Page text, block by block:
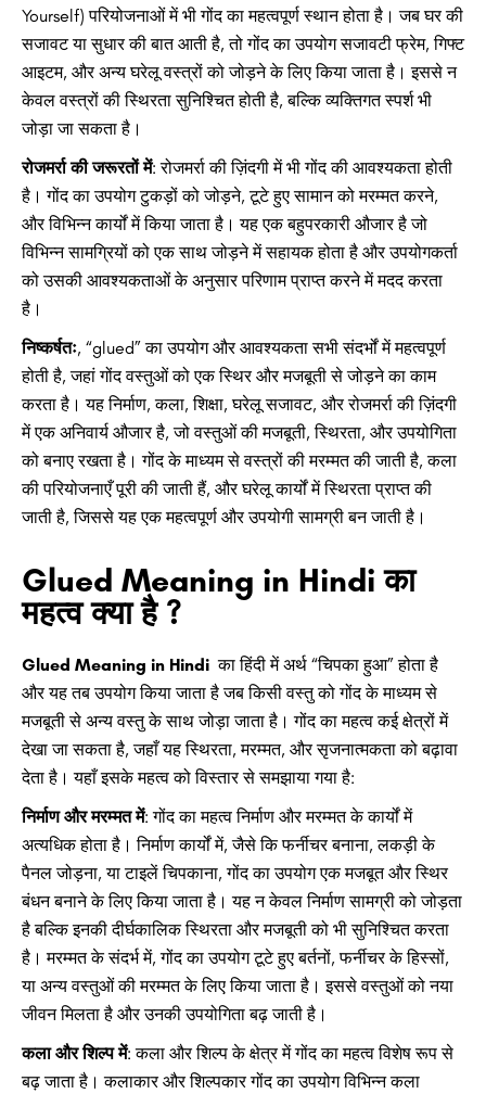
Yourself) परियोजनाओं में भी गोंद का महत्वपूर्ण स्थान होता है। जब घर की
सजावट या सुधार की बात आती है, तो गोंद का उपयोग सजावटी फ्रेम, गिफ्ट
आइटम, और अन्य घरेलू वस्त्रों को जोड़ने के लिए किया जाता है। इससे न
केवल वस्त्रों की स्थिरता सुनिश्चित होती है, बल्कि व्यक्तिगत स्पर्श भी
जोड़ा जा सकता है।
रोजमर्रा की जरूरतों में: रोजमर्रा की ज़िंदगी में भी गोंद की आवश्यकता होती
है। गोंद का उपयोग टुकड़ों को जोड़ने, टूटे हुए सामान को मरम्मत करने,
और विभिन्न कार्यों में किया जाता है। यह एक बहुपरकारी औजार है जो
विभिन्न सामग्रियों को एक साथ जोड़ने में सहायक होता है और उपयोगकर्ता
को उसकी आवश्यकताओं के अनुसार परिणाम प्राप्त करने में मदद करता
है।
निष्कर्षतः, “glued” का उपयोग और आवश्यकता सभी संदर्भों में महत्वपूर्ण
होती है, जहां गोंद वस्तुओं को एक स्थिर और मजबूती से जोड़ने का काम
करता है। यह निर्माण, कला, शिक्षा, घरेलू सजावट, और रोजमर्रा की ज़िंदगी
में एक अनिवार्य औजार है, जो वस्तुओं की मजबूती, स्थिरता, और उपयोगिता
को बनाए रखता है। गोंद के माध्यम से वस्त्रों की मरम्मत की जाती है, कला
की परियोजनाएँ पूरी की जाती हैं, और घरेलू कार्यों में स्थिरता प्राप्त की
जाती है, जिससे यह एक महत्वपूर्ण और उपयोगी सामग्री बन जाती है।
Glued Meaning in Hindi का
महत्व क्या है ?​
Glued Meaning in Hindi का हिंदी में अर्थ “चिपका हुआ” होता है
और यह तब उपयोग किया जाता है जब किसी वस्तु को गोंद के माध्यम से
मजबूती से अन्य वस्तु के साथ जोड़ा जाता है। गोंद का महत्व कई क्षेत्रों में
देखा जा सकता है, जहाँ यह स्थिरता, मरम्मत, और सृजनात्मकता को बढ़ावा
देता है। यहाँ इसके महत्व को विस्तार से समझाया गया है:
निर्माण और मरम्मत में: गोंद का महत्व निर्माण और मरम्मत के कार्यों में
अत्यधिक होता है। निर्माण कार्यों में, जैसे कि फर्नीचर बनाना, लकड़ी के
पैनल जोड़ना, या टाइलें चिपकाना, गोंद का उपयोग एक मजबूत और स्थिर
बंधन बनाने के लिए किया जाता है। यह न केवल निर्माण सामग्री को जोड़ता
है बल्कि इनकी दीर्घकालिक स्थिरता और मजबूती को भी सुनिश्चित करता
है। मरम्मत के संदर्भ में, गोंद का उपयोग टूटे हुए बर्तनों, फर्नीचर के हिस्सों,
या अन्य वस्तुओं की मरम्मत के लिए किया जाता है। इससे वस्तुओं को नया
जीवन मिलता है और उनकी उपयोगिता बढ़ जाती है।
कला और शिल्प में: कला और शिल्प के क्षेत्र में गोंद का महत्व विशेष रूप से
बढ़ जाता है। कलाकार और शिल्पकार गोंद का उपयोग विभिन्न कला